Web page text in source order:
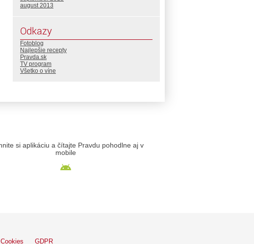
august 2013
Odkazy
Fotoblog
Najlepšie recepty
Pravda.sk
TV program
Všetko o víne
si aplikáciu a čítajte Pravdu pohodlne aj v
mobile
Cookies GDPR